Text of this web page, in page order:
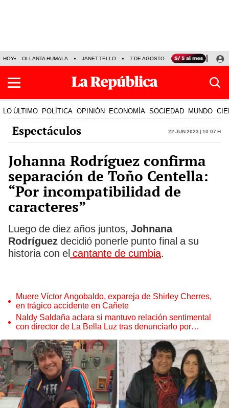
HOY OLLANTA HUMALA JANET TELLO 7 DE AGOSTO TINKA RESULTADOS
LO ÚLTIMO POLÍTICA OPINIÓN ECONOMÍA SOCIEDAD MUNDO
Espectáculos 22 Jun 2023 | 10:07 h
Johanna Rodríguez confirma
separación de Toño Centella:
“Por incompatibilidad de
caracteres”
Luego de diez años juntos, Johnana
Rodríguez decidió ponerle punto final a su
historia con el cantante de cumbia.
Muere Víctor Angobaldo, expareja de Shirley Cherres,
en trágico accidente en Cañete
Naldy Saldaña aclara si mantuvo relación sentimental
con director de La Bella Luz tras denunciarlo por